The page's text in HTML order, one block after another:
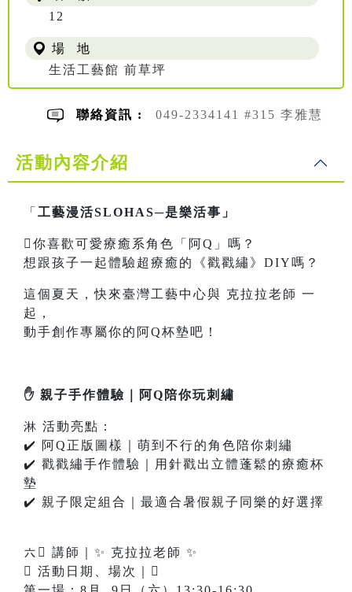
12
場 地
生活工藝館 前草坪
聯絡資訊 : 049-2334141 #315 李雅慧
活動內容介紹
「 工藝漫活SLOHAS─是樂活事」
你喜歡可愛療癒系角色「阿Q」嗎？
想跟孩子一起體驗超療癒的《戳戳繡》DIY嗎？
這個夏天，快來臺灣工藝中心與 克拉拉老師 一
起，
動手創作專屬你的阿Q杯墊吧！
✋ 親子手作體驗｜阿Q陪你玩刺繡
淋 活動亮點：
✔️ 阿Q正版圖樣｜萌到不行的角色陪你刺繡
✔️ 戳戳繡手作體驗｜用針戳出立體蓬鬆的療癒杯
墊
✔️ 親子限定組合｜最適合暑假親子同樂的好選擇
六‍ 講師｜✨ 克拉拉老師 ✨
 活動日期、場次｜